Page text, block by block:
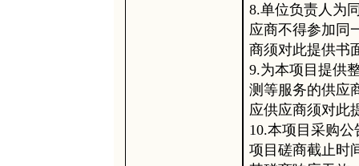
8.单位负责人为
应商不得参加同
商须对此提供书
9.为本项目提供
测等服务的供应
应供应商须对此
10.本项目采购
项目磋商截止时